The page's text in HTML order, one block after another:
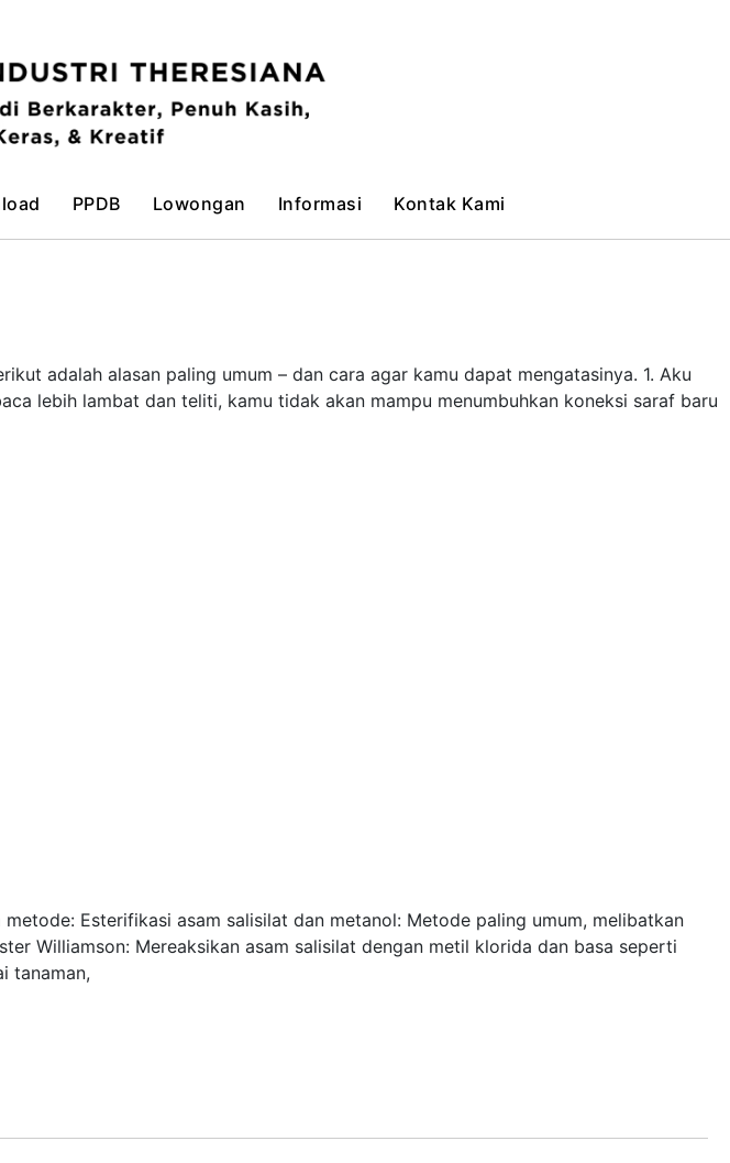
PPDB Lowongan Informasi Kontak Kami
adalah alasan paling umum – dan cara agar kamu dapat mengatasinya. 1. Aku
lebih lambat dan teliti, kamu tidak akan mampu menumbuhkan koneksi saraf baru
Esterifikasi asam salisilat dan metanol: Metode paling umum, melibatkan
Williamson: Mereaksikan asam salisilat dengan metil klorida dan basa seperti
tanaman,